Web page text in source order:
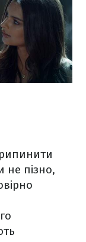
не пізно,